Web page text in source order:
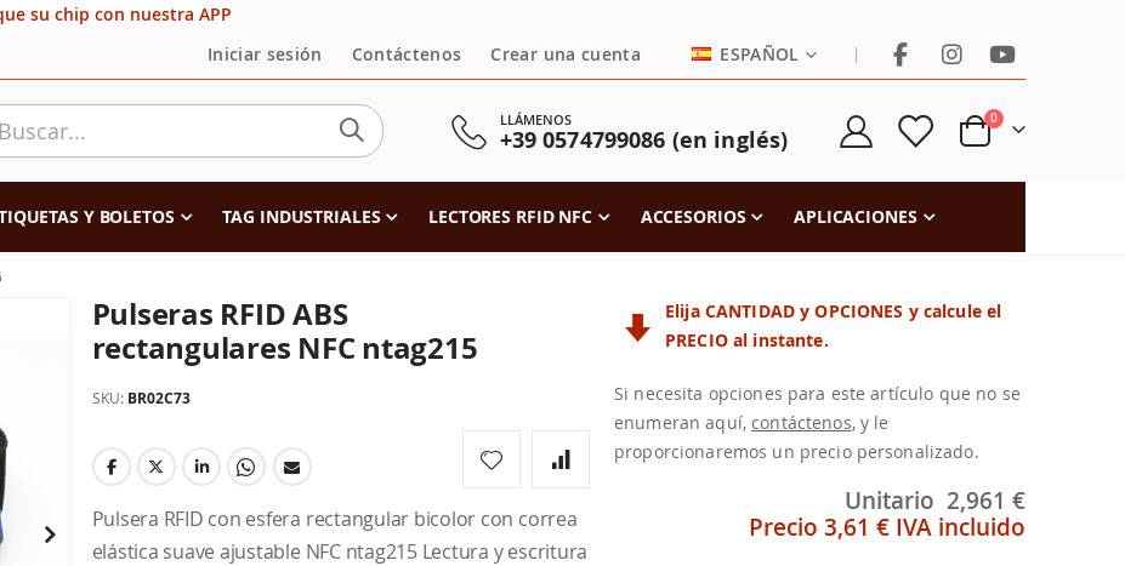
su chip con nuestra APP
Iniciar sesión
Contáctenos Crear una cuenta LENGUAJE
ESPAÑOL |
LLÁMENOS
+39 0574799086 (en inglés) Cart
0artículos
Y BOLETOS TAG INDUSTRIALES LECTORES RFID NFC ACCESORIOS APLICACIONES
Pulseras RFID ABS
rectangulares NFC ntag215
SKU BR02C73
Pulsera RFID con esfera rectangular bicolor con correa
elástica suave ajustable NFC ntag215 Lectura y escritura
Elija CANTIDAD y OPCIONES y calcule el
PRECIO al instante.
Si necesita opciones para este artículo que no se
enumeran aquí,contáctenos, y le
proporcionaremos un precio personalizado.
Unitario 2,961 €
Precio 3,61 € IVA incluido